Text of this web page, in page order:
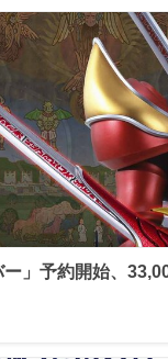
ー」予約開始、